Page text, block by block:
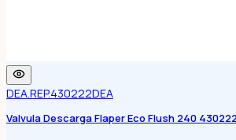
DEA.REP.430222DEA
Valvula Descarga Flaper Eco Flush 240